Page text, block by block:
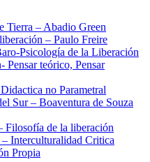
Tierra – Abadio Green
– Paulo Freire
Psicología de la Liberación
Pensar teórico, Pensar
no Parametral
Sur – Boaventura de Souza
Filosofía de la liberación
Interculturalidad Critica
Propia